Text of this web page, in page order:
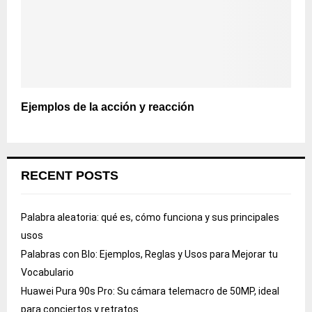
Ejemplos de la acción y reacción
RECENT POSTS
Palabra aleatoria: qué es, cómo funciona y sus principales
usos
Palabras con Blo: Ejemplos, Reglas y Usos para Mejorar tu
Vocabulario
Huawei Pura 90s Pro: Su cámara telemacro de 50MP, ideal
para conciertos y retratos